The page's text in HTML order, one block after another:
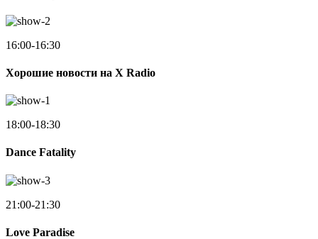
16:00-16:30
Хорошие новости на X Radio
18:00-18:30
Dance Fatality
21:00-21:30
Love Paradise